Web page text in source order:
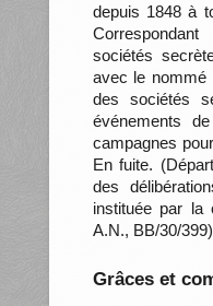
depuis 1848 à
sociétés
avec le nommé
des sociétés
événements
campagnes
En fuite.
des
instituée par la
A.N., BB/30/399)
Grâces et